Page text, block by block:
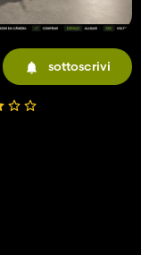
sottoscrivi